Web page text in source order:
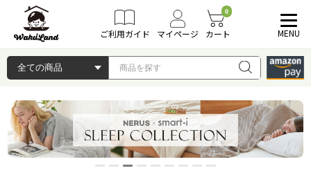
ご利用ガイド マイページ
0
カート MENU